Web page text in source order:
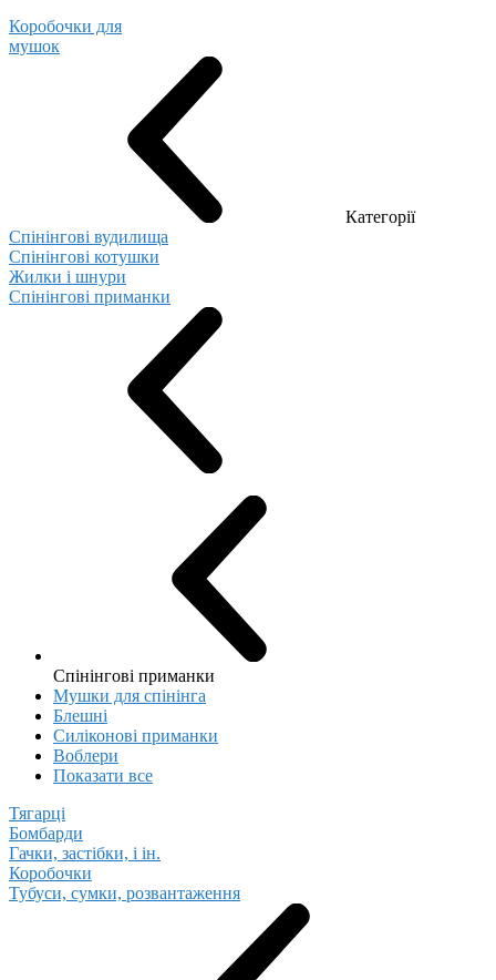
Коробочки для
мушок
Категорії
Спінінгові вудилища
Спінінгові котушки
Жилки і шнури
Спінінгові приманки
Спінінгові приманки
Мушки для спінінга
Блешні
Cиліконові приманки
Воблери
Показати все
Тягарці
Бомбарди
Гачки, застібки, і ін.
Коробочки
Тубуси, сумки, розвантаження